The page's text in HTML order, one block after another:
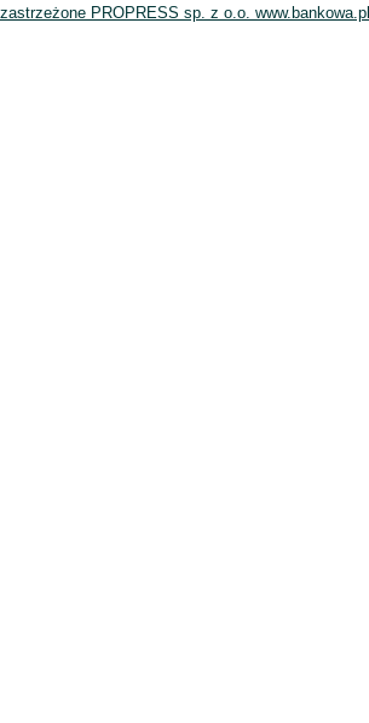
PROPRESS sp. z o.o.